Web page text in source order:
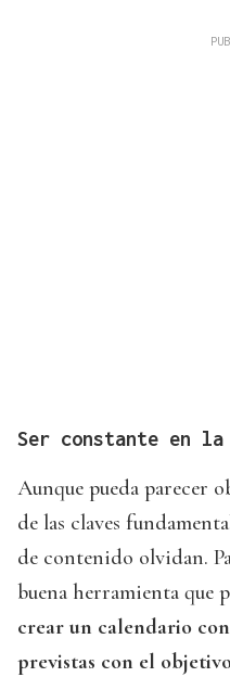
Ser constante en
Aunque pueda parecer
de las claves
de contenido olvidan.
buena herramienta que
crear un calendario
previstas con el